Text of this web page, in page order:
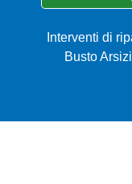
Interventi di
Busto